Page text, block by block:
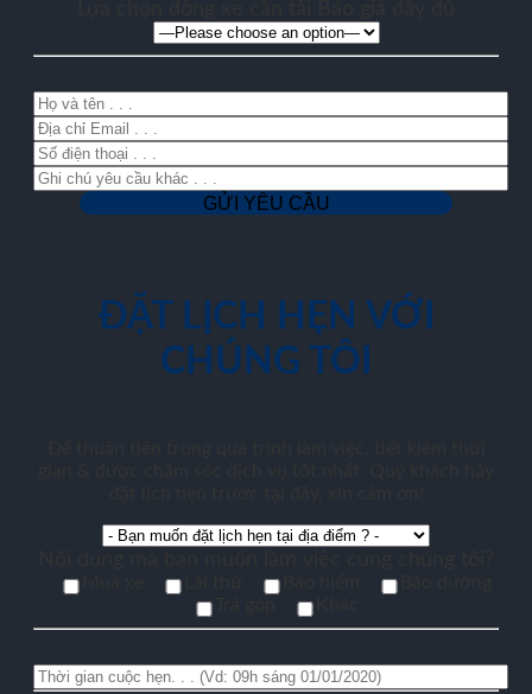
ĐẶT LỊCH HẸN VỚI
CHÚNG TÔI